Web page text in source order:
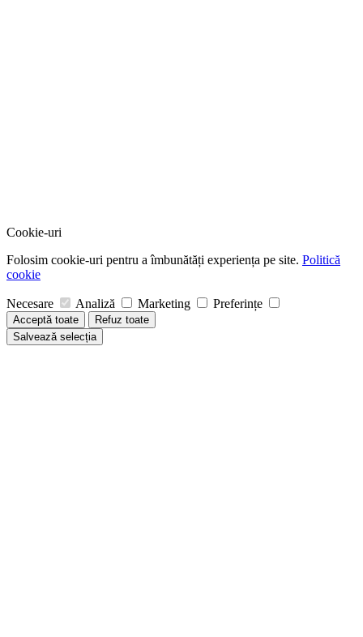
Cookie-uri
Folosim cookie-uri pentru a îmbunătăți experiența pe site. Politică
cookie
Necesare Analiză Marketing Preferințe
Acceptă toate
Refuz toate
Salvează selecția